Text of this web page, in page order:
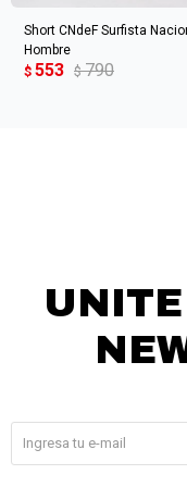
Short CNdeF Surfista
Hombre
$ 553 $ 790